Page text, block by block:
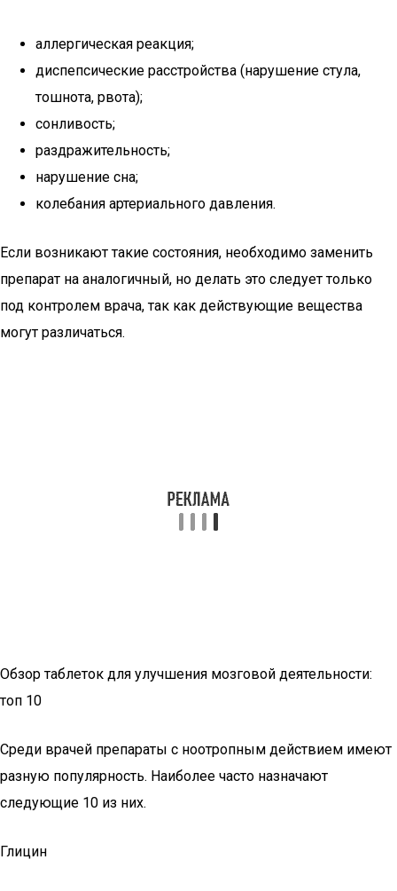
аллергическая реакция;
диспепсические расстройства (нарушение стула,
тошнота, рвота);
сонливость;
раздражительность;
нарушение сна;
колебания артериального давления.
Если возникают такие состояния, необходимо заменить
препарат на аналогичный, но делать это следует только
под контролем врача, так как действующие вещества
могут различаться.
Обзор таблеток для улучшения мозговой деятельности:
топ 10
Среди врачей препараты с ноотропным действием имеют
разную популярность. Наиболее часто назначают
следующие 10 из них.
Глицин